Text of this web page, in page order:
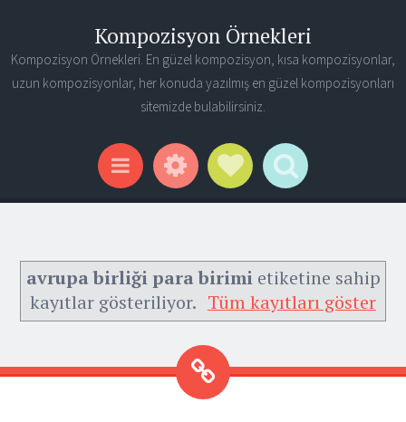
Kompozisyon Örnekleri
Kompozisyon Örnekleri. En güzel kompozisyon, kısa kompozisyonlar,
uzun kompozisyonlar, her konuda yazılmış en güzel kompozisyonları
sitemizde bulabilirsiniz.
Menu WidgetsSocial Links
Search
avrupa birliği para birimietiketine sahip
kayıtlar gösteriliyor. Tüm kayıtları göster